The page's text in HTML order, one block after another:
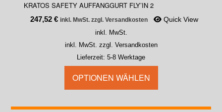
KRATOS SAFETY AUFFANGGURT FLY’IN 2
247,52 € inkl. MwSt. zzgl. Versandkosten Quick View
inkl. MwSt.
inkl. MwSt. zzgl. Versandkosten
Lieferzeit: 5-8 Werktage
OPTIONEN WÄHLEN